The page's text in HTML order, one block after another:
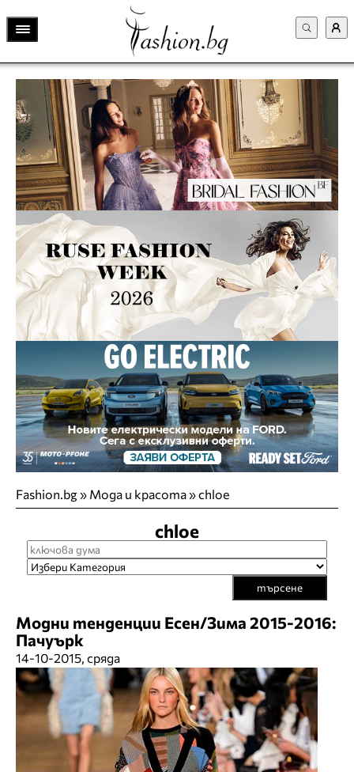
Fashion.bg» Мода и красота»chloe
chloe
търсене
Модни тенденции Есен/Зима 2015-2016:
Пачуърк
14-10-2015, сряда